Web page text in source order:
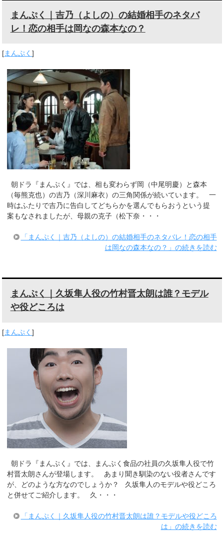
まんぷく｜吉乃（よしの）の結婚相手のネタバ
レ！恋の相手は岡なの森本なの？
[まんぷく]
朝ドラ『まんぷく』では、相も変わらず岡（中尾明慶）と森本
（毎熊克也）の吉乃（深川麻衣）の三角関係が続いています。 一
時はふたりで吉乃に告白してどちらかを選んでもらおうという提
案もなされましたが、母親の克子（松下奈・・・
「まんぷく｜吉乃（よしの）の結婚相手のネタバレ！恋の相手
は岡なの森本なの？」の続きを読む
まんぷく｜久坂隼人役の竹村晋太朗は誰？モデル
や役どころは
[まんぷく]
朝ドラ『まんぷく』では、まんぷく食品の社員の久坂隼人役で竹
村晋太朗さんが登場します。 あまり聞き馴染のない役者さんです
が、どのような方なのでしょうか？ 久坂隼人のモデルや役どころ
と併せてご紹介します。 久・・・
「まんぷく｜久坂隼人役の竹村晋太朗は誰？モデルや役どころ
は」の続きを読む